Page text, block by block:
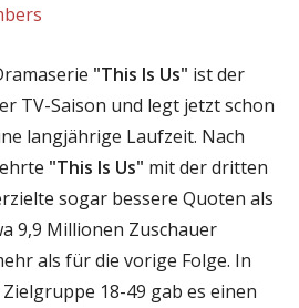
"This Is Us" ist der
TV-Saison und legt jetzt schon
langjährige Laufzeit. Nach
"This Is Us" mit der dritten
sogar bessere Quoten als
9,9 Millionen Zuschauer
als für die vorige Folge. In
18-49 gab es einen